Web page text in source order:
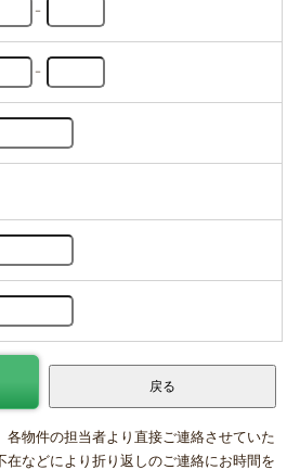
－
－
各物件の担当者より直接ご連絡させていた
在などにより折り返しのご連絡にお時間を